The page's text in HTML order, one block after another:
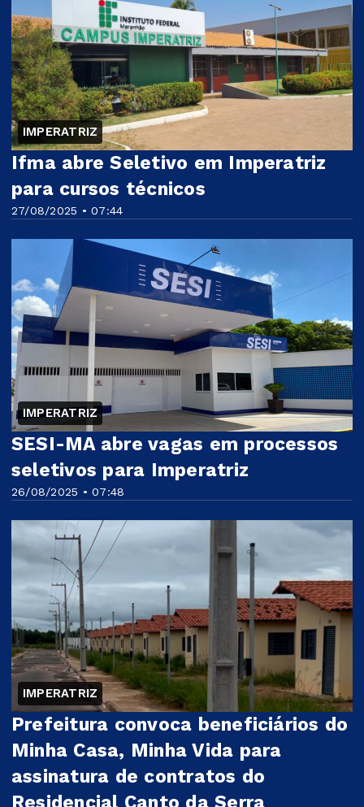
IMPERATRIZ
27/08/2025 • 07:44
Ifma abre Seletivo em Imperatriz
para cursos técnicos
IMPERATRIZ
26/08/2025 • 07:48
SESI-MA abre vagas em processos
seletivos para Imperatriz
IMPERATRIZ
Prefeitura convoca beneficiários do
Minha Casa, Minha Vida para
assinatura de contratos do
Residencial Canto da Serra